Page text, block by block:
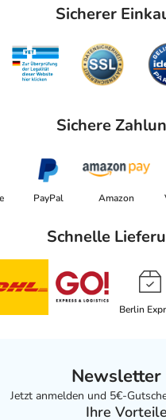
Sicherer
Sichere
PayPal Amazon
Schnelle
Berlin
Newsletter
Jetzt anmelden und 5€-
Ihre